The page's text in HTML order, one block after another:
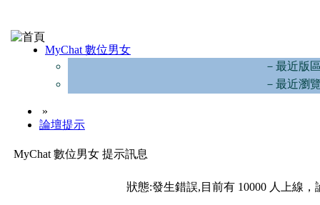
MyChat 數位男女
－最近版
－最近瀏
»
論壇提示
MyChat 數位男女 提示訊息
狀態:發生錯誤,目前有 10000 人上線